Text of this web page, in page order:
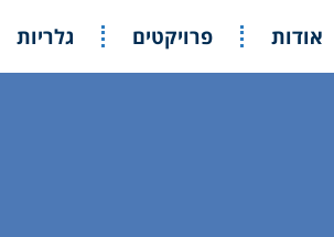
אודות פרויקטים גלריות